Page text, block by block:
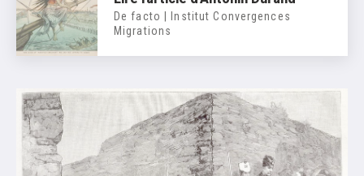
De facto | Institut Convergences
Migrations